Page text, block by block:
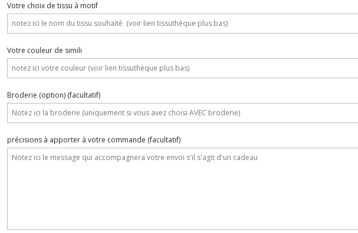
Votre choix de tissu à motif
Votre couleur de simili
Broderie (option) (facultatif)
précisions à apporter à votre commande (facultatif)